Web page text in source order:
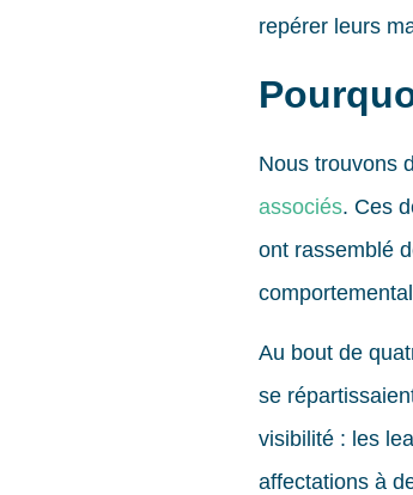
repérer leurs
Nous trouvons
associés. Ces
ont rassemblé
Au bout de
se
visibilité : les
affectations à